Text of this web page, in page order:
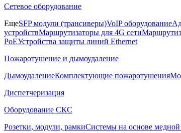
Сетевое оборудование
ЕщеSFP модули (трансиверы)VoIP оборудование
устройствМаршрутизаторы для 4G сети
PoEУстройства защиты линий Ethernet
Пожаротушение и дымоудаление
ДымоудалениеКомплектующие пожаротушения
Диспетчеризация
Оборудование СКС
Розетки, модули, рамкиСистемы на основе